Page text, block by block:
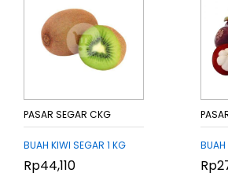
PASAR SEGAR CKG
BUAH KIWI SEGAR 1 KG
Rp44,110
Rp44,110 Rp
Rp